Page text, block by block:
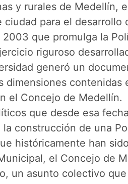
y rurales de Medellín,
para el desarrollo
que promulga la
riguroso
generó un
el Concejo de Medellín.
que desde esa
construcción de una
históricamente han
el Concejo de
un asunto colectivo